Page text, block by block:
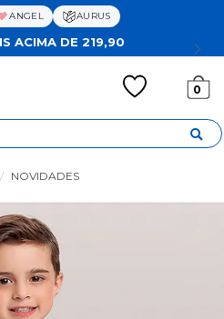
ANGEL AURUS
ACIMA DE 219,90
0
NOVIDADES